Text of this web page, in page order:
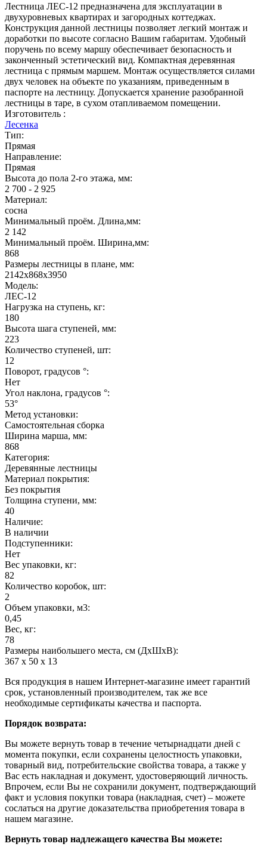
Лестница ЛЕС-12 предназначена для эксплуатации в
двухуровневых квартирах и загородных коттеджах.
Конструкция данной лестницы позволяет легкий монтаж и
доработки по высоте согласно Вашим габаритам. Удобный
поручень по всему маршу обеспечивает безопасность и
законченный эстетический вид. Компактная деревянная
лестница с прямым маршем. Монтаж осуществляется силами
двух человек на объекте по указаниям, приведенным в
паспорте на лестницу. Допускается хранение разобранной
лестницы в таре, в сухом отапливаемом помещении.
Изготовитель :
Лесенка
Тип:
Прямая
Направление:
Прямая
Высота до пола 2-го этажа, мм:
2 700 - 2 925
Материал:
сосна
Минимальный проём. Длина,мм:
2 142
Минимальный проём. Ширина,мм:
868
Размеры лестницы в плане, мм:
2142х868х3950
Модель:
ЛЕС-12
Нагрузка на ступень, кг:
180
Высота шага ступеней, мм:
223
Количество ступеней, шт:
12
Поворот, градусов °:
Нет
Угол наклона, градусов °:
53°
Метод установки:
Самостоятельная сборка
Ширина марша, мм:
868
Категория:
Деревянные лестницы
Материал покрытия:
Без покрытия
Толщина ступени, мм:
40
Наличие:
В наличии
Подступенники:
Нет
Вес упаковки, кг:
82
Количество коробок, шт:
2
Объем упаковки, м3:
0,45
Вес, кг:
78
Размеры наибольшего места, см (ДхШхВ):
367 х 50 х 13
Вся продукция в нашем Интернет-магазине имеет гарантий
срок, установленный производителем, так же все
необходимые сертификаты качества и паспорта.
Порядок возврата:
Вы можете вернуть товар в течение четырнадцати дней с
момента покупки, если сохранены целостность упаковки,
товарный вид, потребительские свойства товара, а также у
Вас есть накладная и документ, удостоверяющий личность.
Впрочем, если Вы не сохранили документ, подтверждающий
факт и условия покупки товара (накладная, счет) – можете
сослаться на другие доказательства приобретения товара в
нашем магазине.
Вернуть товар надлежащего качества Вы можете: